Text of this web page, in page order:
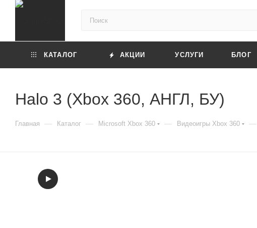
КАТАЛОГ АКЦИИ УСЛУГИ БЛОГ
Halo 3 (Xbox 360, АНГЛ, БУ)
Главная — Каталог — Microsoft Xbox 360 — Видеоигры Xbox 360 —